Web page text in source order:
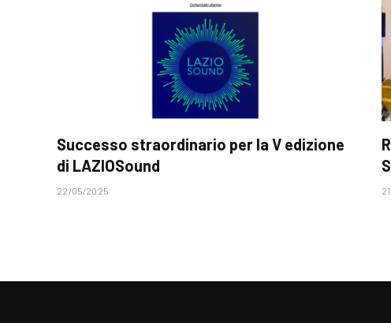
Successo straordinario per la V edizione
di LAZIOSound
22/05/2025